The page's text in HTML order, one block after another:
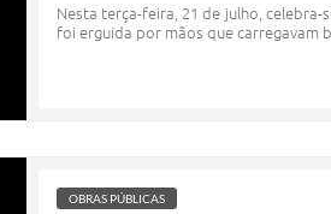
Nesta terça-feira, 21 de julho,
foi erguida por mãos que carregavam
OBRAS PÚBLICAS